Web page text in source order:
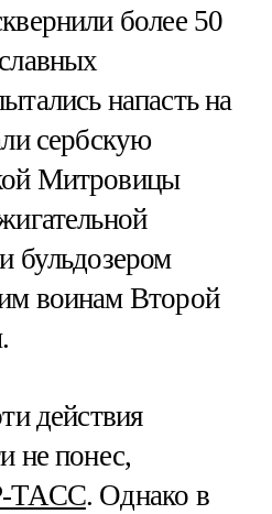
более 50
напасть на
сербскую
Митровицы
бульдозером
воинам Второй
действия
не понес,
ТАСС. Однако в